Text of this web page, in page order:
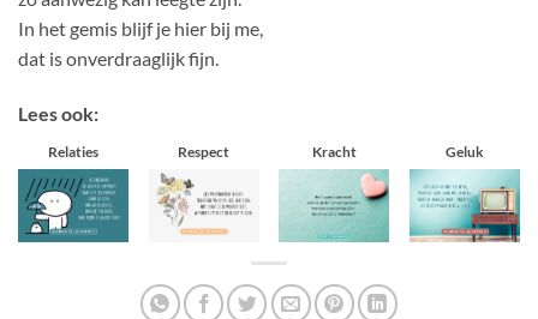
In het gemis blijf je hier bij me,
dat is onverdraaglijk fijn.
Lees ook:
Relaties Respect Kracht Geluk